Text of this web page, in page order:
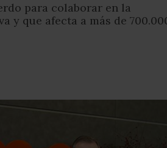
para colaborar en la
y que afecta a más de